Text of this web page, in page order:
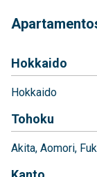
Hokkaido
Hokkaido
Tohoku
Akita Aomori